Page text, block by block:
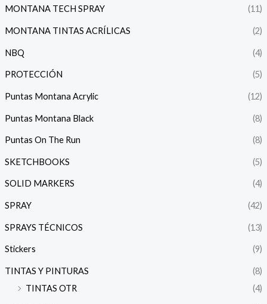
MONTANA TECH SPRAY (11)
MONTANA TINTAS ACRÍLICAS (2)
NBQ (4)
PROTECCIÓN (5)
Puntas Montana Acrylic (12)
Puntas Montana Black (8)
Puntas On The Run (8)
SKETCHBOOKS (5)
SOLID MARKERS (4)
SPRAY (42)
SPRAYS TÉCNICOS (13)
Stickers (9)
TINTAS Y PINTURAS
(8)
TINTAS OTR
(4)